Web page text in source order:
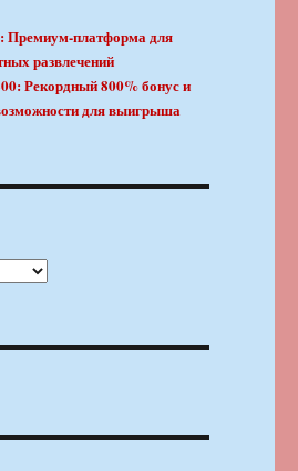
Премиум-платформа для
развлечений
Рекордный 800% бонус и
для выигрыша